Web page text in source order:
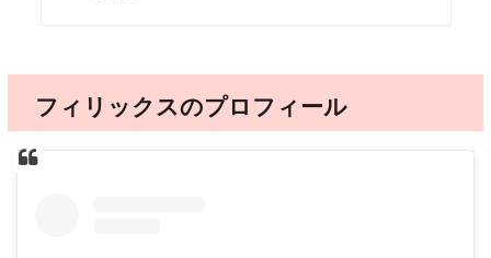
フィリックスのプロフィール